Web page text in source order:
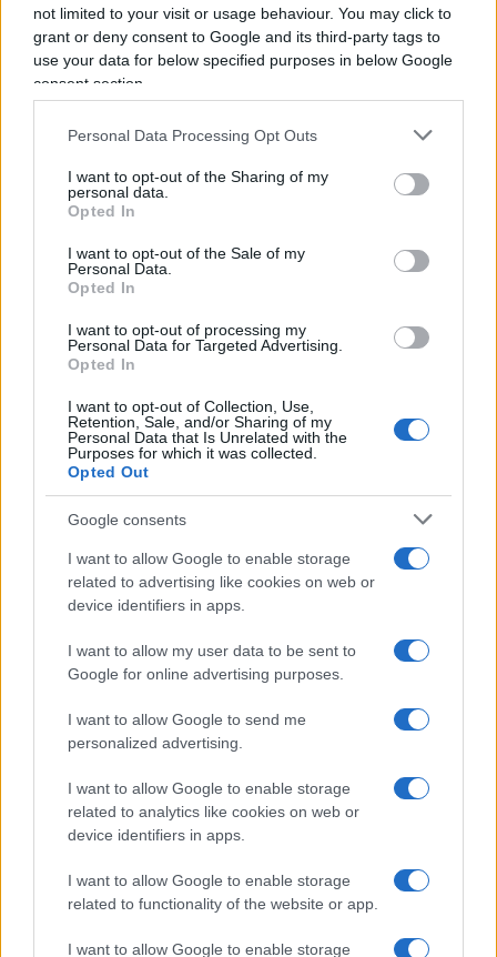
not limited to your visit or usage behaviour. You may click to
grant or deny consent to Google and its third-party tags to
use your data for below specified purposes in below Google
consent section.
Personal Data Processing Opt Outs
I want to opt-out of the Sharing of my
personal data.
Opted In
I want to opt-out of the Sale of my
Personal Data.
Opted In
I want to opt-out of processing my
Personal Data for Targeted Advertising.
Opted In
I want to opt-out of Collection, Use,
Retention, Sale, and/or Sharing of my
Personal Data that Is Unrelated with the
Purposes for which it was collected.
Opted Out
Google consents
I want to allow Google to enable storage
related to advertising like cookies on web or
device identifiers in apps.
I want to allow my user data to be sent to
Google for online advertising purposes.
I want to allow Google to send me
personalized advertising.
I want to allow Google to enable storage
related to analytics like cookies on web or
device identifiers in apps.
I want to allow Google to enable storage
related to functionality of the website or app.
I want to allow Google to enable storage
La già sottile linea tra la legittima preoccupazione
e un ridicolo catastrofismo, risponde Meotti, è
stata del tutto soppressa a colpi di sconfinamenti
tematici, dalla convergenza di lotte di gruppi
eterogenei ma accomunati tutti dall’ostilità nei
liberale e capitalista.Riconoscendo nel “maschio
bianco occidentale” il solo responsabile del
cambiamento climatico, la religione ecologista
ha occupato il posto vacante del comunismo: la
il concetto di classe qualificandosi tra i criteri di
valutazione e di scelta tra ciò che è bene e ciò che
è male. Un nuovo oppio dei popoli, dunque, una
recente appendice del nuovo puritanesimo già
Lgbt e antioccidentale, di cui ha assunto i toni
accusatori e con il quale ha mescolato le proprie
istanze.
#AMBIENTE #CLIMA
#GREEN
#GRETA THUNBERG
#LIBRO
Pagina
Precedente
PAGINA
Leggi i commenti
SEDUTE SATIRICHE
Vignetta del 04/08/2026